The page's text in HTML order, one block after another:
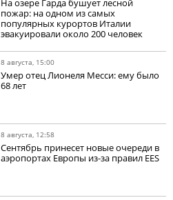
На озере Гарда бушует лесной
пожар: на одном из самых
популярных курортов Италии
эвакуировали около 200 человек
8 августа, 15:00
Умер отец Лионеля Месси: ему было
68 лет
8 августа, 12:58
Сентябрь принесет новые очереди в
аэропортах Европы из-за правил EES